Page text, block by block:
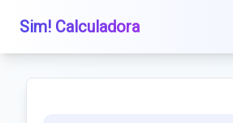
Sim! Calculadora